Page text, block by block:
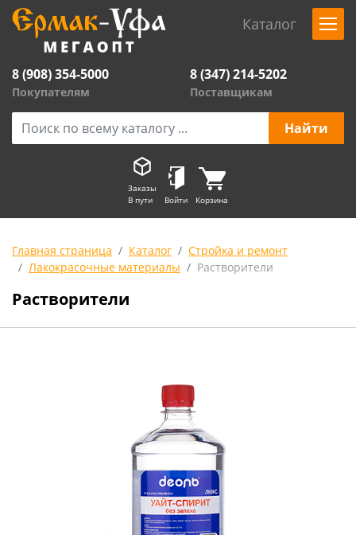
Каталог
8 (908) 354-5000
Покупателям
8 (347) 214-5202
Поставщикам
Заказы
В пути
Войти Корзина
Главная страница Каталог
Стройка и ремонт
Лакокрасочные материалы
Растворители
Растворители